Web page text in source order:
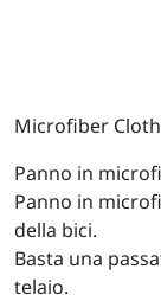
Microfiber Cloth
Panno in
Panno in
della bici.
Basta una
telaio.